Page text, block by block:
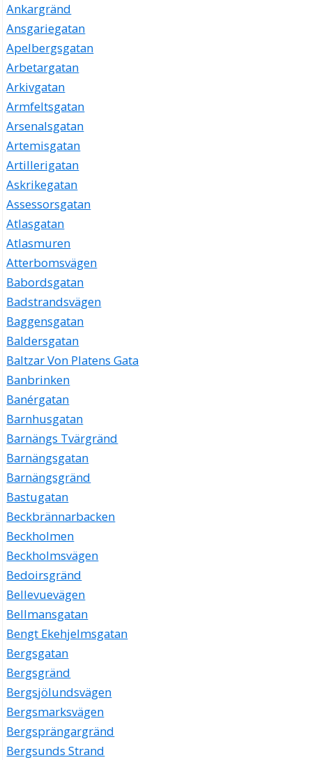
Ankargränd
Ansgariegatan
Apelbergsgatan
Arbetargatan
Arkivgatan
Armfeltsgatan
Arsenalsgatan
Artemisgatan
Artillerigatan
Askrikegatan
Assessorsgatan
Atlasgatan
Atlasmuren
Atterbomsvägen
Babordsgatan
Badstrandsvägen
Baggensgatan
Baldersgatan
Baltzar Von Platens Gata
Banbrinken
Banérgatan
Barnhusgatan
Barnängs Tvärgränd
Barnängsgatan
Barnängsgränd
Bastugatan
Beckbrännarbacken
Beckholmen
Beckholmsvägen
Bedoirsgränd
Bellevuevägen
Bellmansgatan
Bengt Ekehjelmsgatan
Bergsgatan
Bergsgränd
Bergsjölundsvägen
Bergsmarksvägen
Bergsprängargränd
Bergsunds Strand